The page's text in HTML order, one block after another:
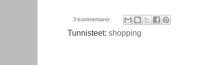
3 kommentarer:
Tunnisteet: shopping